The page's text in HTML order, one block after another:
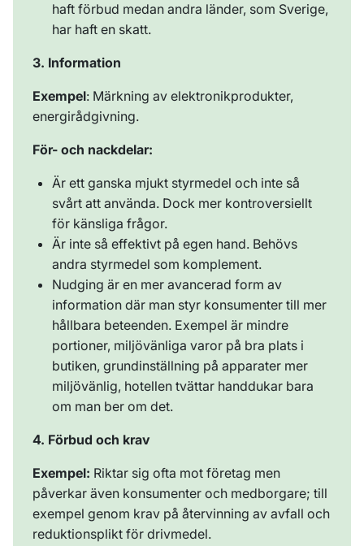
haft förbud medan andra länder, som Sverige,
har haft en skatt.
3. Information
Exempel: Märkning av elektronikprodukter,
energirådgivning.
För- och nackdelar:
Är ett ganska mjukt styrmedel och inte så
svårt att använda. Dock mer kontroversiellt
för känsliga frågor.
Är inte så effektivt på egen hand. Behövs
andra styrmedel som komplement.
Nudging är en mer avancerad form av
information där man styr konsumenter till mer
hållbara beteenden. Exempel är mindre
portioner, miljövänliga varor på bra plats i
butiken, grundinställning på apparater mer
miljövänlig, hotellen tvättar handdukar bara
om man ber om det.
4. Förbud och krav
Exempel: Riktar sig ofta mot företag men
påverkar även konsumenter och medborgare; till
exempel genom krav på återvinning av avfall och
reduktionsplikt för drivmedel.